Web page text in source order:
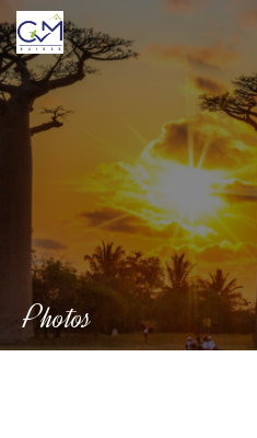
Skip
to
content
Photos